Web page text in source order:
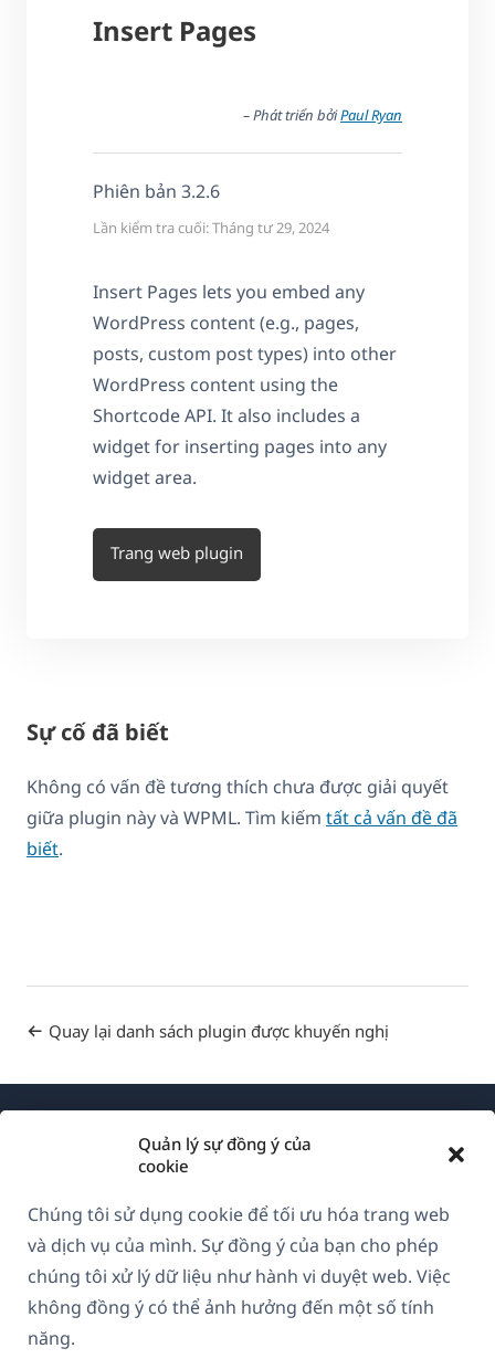
Quản lý sự đồng ý của
cookie
Chúng tôi sử dụng cookie để tối ưu hóa trang web
và dịch vụ của mình. Sự đồng ý của bạn cho phép
chúng tôi xử lý dữ liệu như hành vi duyệt web. Việc
không đồng ý có thể ảnh hưởng đến một số tính
năng.
Insert Pages
– Phát triển bởiPaul Ryan
Phiên bản 3.2.6
Lần kiểm tra cuối: Tháng tư 29, 2024
Insert Pages lets you embed any
WordPress content (e.g., pages,
posts, custom post types) into other
WordPress content using the
Shortcode API. It also includes a
widget for inserting pages into any
widget area.
Trang web plugin
Sự cố đã biết
Không có vấn đề tương thích chưa được giải quyết
giữa plugin này và WPML. Tìm kiếm tất cả vấn đề đã
biết.
Quay lại danh sách plugin được khuyến nghị
GDPR & Chính sách Bảo mật
Tham gia đội ngũ của chúng tôi(mở